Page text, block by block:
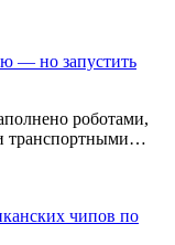
— но запустить
роботами,
транспортными…
чипов по